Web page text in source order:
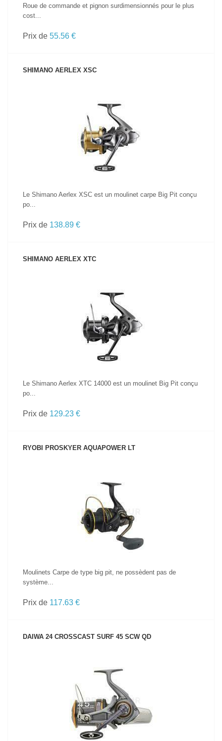
Roue de commande et pignon surdimensionnés pour le plus
cost...
Prix de 55.56 €
SHIMANO AERLEX XSC
VOIR LE PRODUIT
Le Shimano Aerlex XSC est un moulinet carpe Big Pit conçu
po...
Prix de 138.89 €
SHIMANO AERLEX XTC
VOIR LE PRODUIT
Le Shimano Aerlex XTC 14000 est un moulinet Big Pit conçu
po...
Prix de 129.23 €
RYOBI PROSKYER AQUAPOWER LT
VOIR LE PRODUIT
Moulinets Carpe de type big pit, ne possèdent pas de
système...
Prix de 117.63 €
DAIWA 24 CROSSCAST SURF 45 SCW QD
VOIR LE PRODUIT